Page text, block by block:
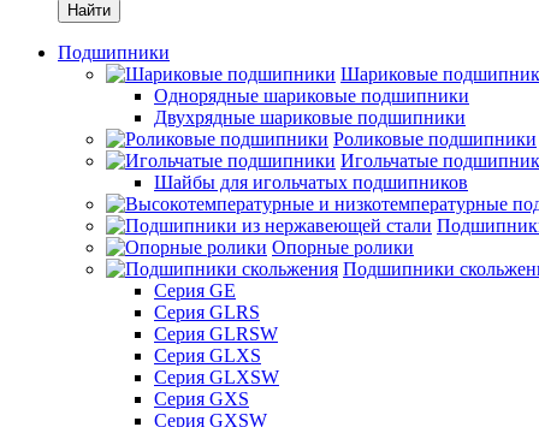
Найти
Подшипники
Шариковые
Однорядные шариковые подшипники
Двухрядные шариковые подшипники
Роликовые подшипники
Игольчатые
Шайбы для игольчатых подшипников
Опорные ролики
Подшипники
Серия GE
Серия GLRS
Серия GLRSW
Серия GLXS
Серия GLXSW
Серия GXS
Серия GXSW